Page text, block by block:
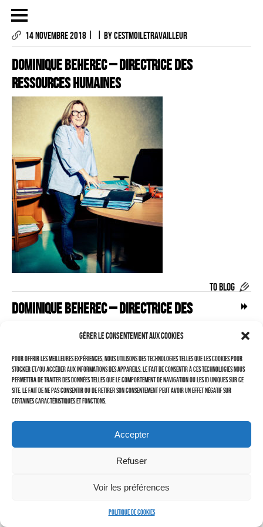
Gérer le consentement aux cookies
Pour offrir les meilleures expériences, nous utilisons des technologies telles que les cookies pour
stocker et/ou accéder aux informations des appareils. Le fait de consentir à ces technologies nous
permettra de traiter des données telles que le comportement de navigation ou les ID uniques sur ce
site. Le fait de ne pas consentir ou de retirer son consentement peut avoir un effet négatif sur
certaines caractéristiques et fonctions.
Accepter
Refuser
Voir les préférences
Politique de cookies
LES PHOTOGRAPHIES
CONTACTS
LAURENT DUBIN (site)
14 NOVEMBRE 2018 | | BY CESTMOILETRAVAILLEUR
Dominique BEHEREC – DIRECTRICE DES
RESSOURCES HUMAINES
TO BLOG
Dominique BEHEREC – DIRECTRICE DES
RESSOURCES HUMAINES